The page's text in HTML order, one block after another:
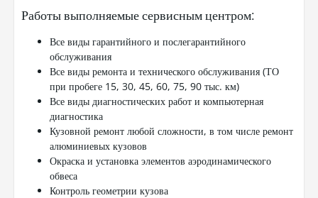
Работы выполняемые сервисным центром:
Все виды гарантийного и послегарантийного
обслуживания
Все виды ремонта и технического обслуживания (ТО
при пробеге 15, 30, 45, 60, 75, 90 тыс. км)
Все виды диагностических работ и компьютерная
диагностика
Кузовной ремонт любой сложности, в том числе ремонт
алюминиевых кузовов
Окраска и установка элементов аэродинамического
обвеса
Контроль геометрии кузова